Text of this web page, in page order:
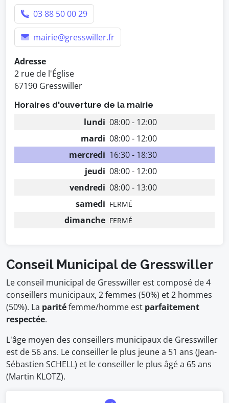
03 88 50 00 29
mairie@gresswiller.fr
Adresse
2 rue de l'Église
67190 Gresswiller
Horaires d'ouverture de la mairie
lundi 08:00 - 12:00
mardi 08:00 - 12:00
mercredi 16:30 - 18:30
jeudi 08:00 - 12:00
vendredi 08:00 - 13:00
samedi FERMÉ
dimanche FERMÉ
Conseil Municipal de Gresswiller
Le conseil municipal de Gresswiller est composé de 4
conseillers municipaux, 2 femmes (50%) et 2 hommes
(50%). La paritéfemme/homme est parfaitement
respectée.
L'âge moyen des conseillers municipaux de Gresswiller
est de 56 ans. Le conseiller le plus jeune a 51 ans (Jean-
Sébastien SCHELL) et le conseiller le plus âgé a 65 ans
(Martin KLOTZ).